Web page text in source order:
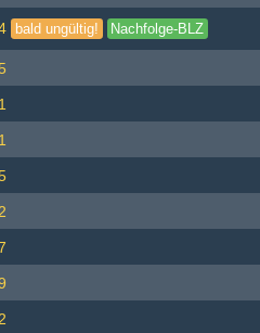
bald ungültig! Nachfolge-BLZ